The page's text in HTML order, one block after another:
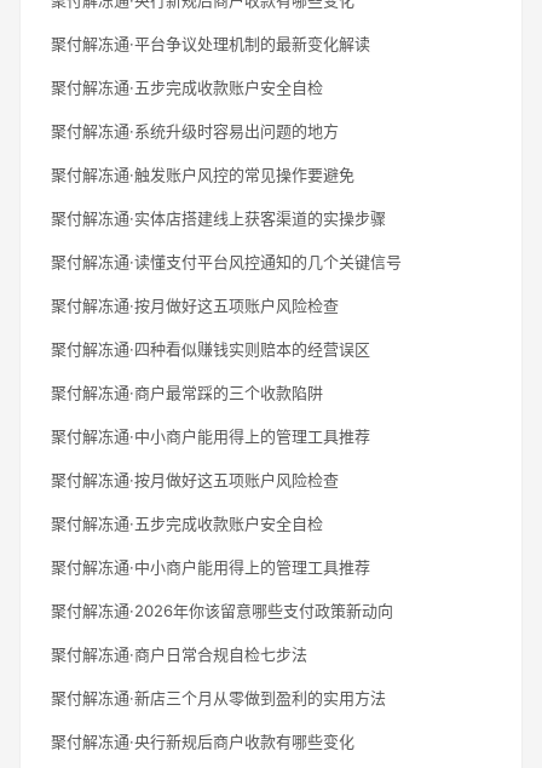
聚付解冻通·平台争议处理机制的最新变化解读
聚付解冻通·五步完成收款账户安全自检
聚付解冻通·系统升级时容易出问题的地方
聚付解冻通·触发账户风控的常见操作要避免
聚付解冻通·实体店搭建线上获客渠道的实操步骤
聚付解冻通·读懂支付平台风控通知的几个关键信号
聚付解冻通·按月做好这五项账户风险检查
聚付解冻通·四种看似赚钱实则赔本的经营误区
聚付解冻通·商户最常踩的三个收款陷阱
聚付解冻通·中小商户能用得上的管理工具推荐
聚付解冻通·按月做好这五项账户风险检查
聚付解冻通·五步完成收款账户安全自检
聚付解冻通·中小商户能用得上的管理工具推荐
聚付解冻通·2026年你该留意哪些支付政策新动向
聚付解冻通·商户日常合规自检七步法
聚付解冻通·新店三个月从零做到盈利的实用方法
聚付解冻通·央行新规后商户收款有哪些变化